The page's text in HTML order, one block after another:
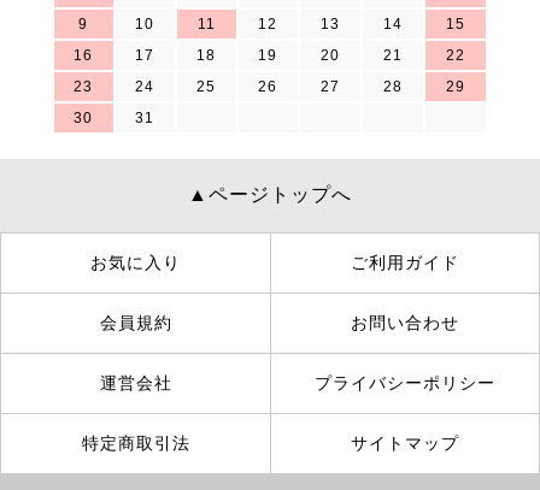
9
10 11 12 13 14
15
16
17 18 19 20 21
22
23
24 25 26 27 28
29
30
31
▲ページトップへ
お気に入り ご利用ガイド
会員規約 お問い合わせ
運営会社 プライバシーポリシー
特定商取引法 サイトマップ